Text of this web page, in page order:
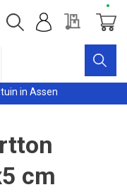
in Assen
Offerte
cm